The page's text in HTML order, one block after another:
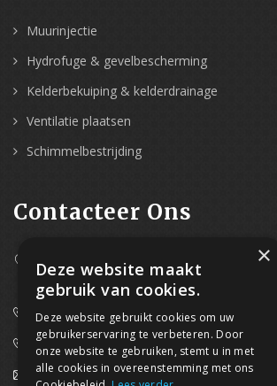
Muurinjectie
Hydrofuge & gevelbescherming
Kelderbekuiping & kelderdrainage
Ventilatie plaatsen
Schimmelbestrijding
Contacteer Ons
Westpoort 37B,
2070 Zwijndrecht
0800/61 667 (24/7 bereikbaar)
03/369.60.29
info@waterdicht-vochtbestrijding.be
×
Deze website maakt
gebruik van cookies.
Deze website gebruikt cookies om uw
gebruikerservaring te verbeteren. Door
onze website te gebruiken, stemt u in met
alle cookies in overeenstemming met ons